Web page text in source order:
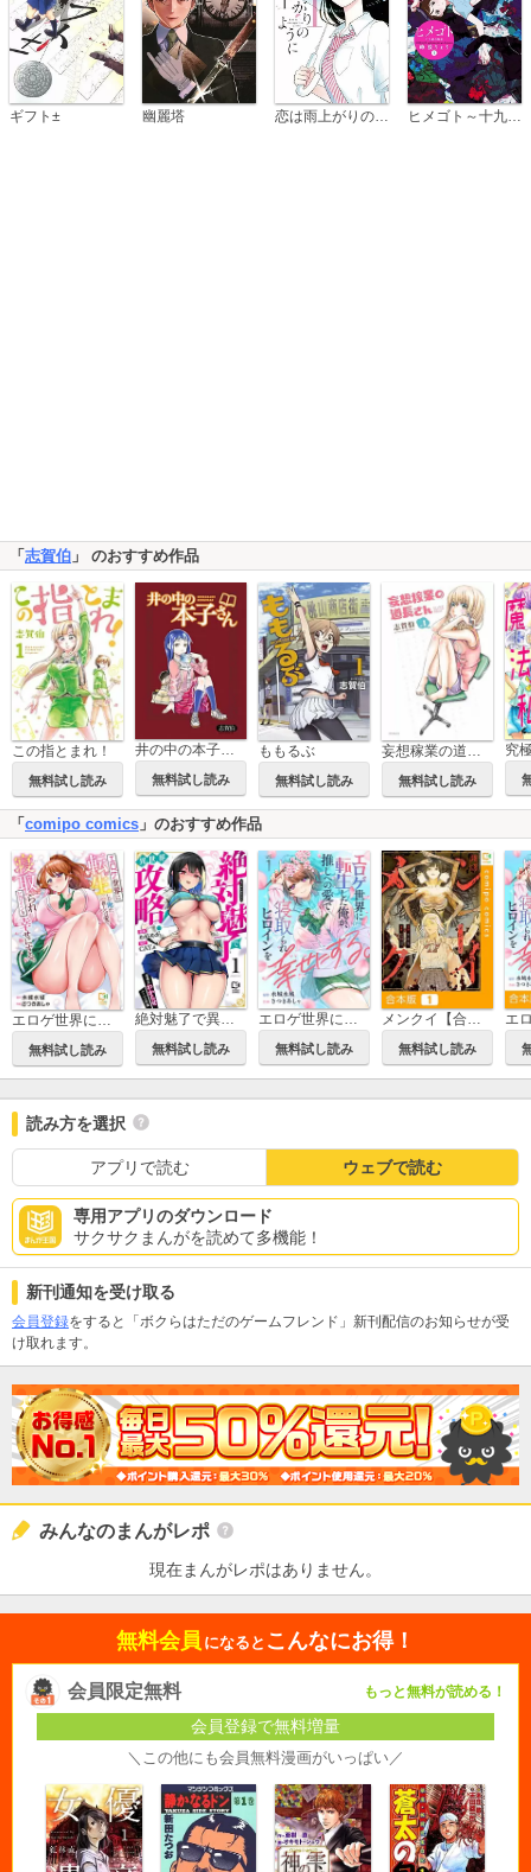
ギフト± 幽麗塔
「志賀伯 」 のおすすめ作品
この指とまれ！
無料試し読み
井の中の本子さん 【連載版】
無料試し読み
ももるぶ
無料試し読み
妄想稼業の道長さん
無料試し読み
究
「 comipo comics 」のおすすめ作品
無料試し読み
絶対魅了で異世界攻略！～高慢女わからせハーレム計画～【電子単行本】
無料試し読み
エロゲ世界に転生した俺が、推しへの愛で寝取られヒロインを幸せにする。
無料試し読み
メンクイ【合本版】
無料試し読み
読み方を選択
アプリで読む ウェブで読む
専用アプリのダウンロード
サクサクまんがを読めて多機能！
新刊通知を受け取る
会員登録をすると「ボクらはただのゲームフレンド」新刊配信のお知らせが受
け取れます。
みんなのまんがレポ
現在まんがレポはありません。
無料会員 になると こんなにお得！
会員限定無料 もっと無料が読める！
会員登録で無料増量
＼この他にも会員無料漫画がいっぱい／